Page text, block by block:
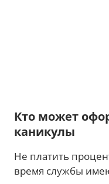
Кто может
каникулы
Не платить
время службы